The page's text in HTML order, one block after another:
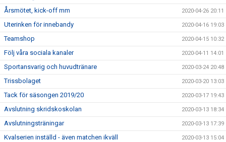
Årsmötet, kick-off mm 2020-04-26 20:11
Uterinken för innebandy 2020-04-16 19:03
Teamshop 2020-04-15 10:32
Följ våra sociala kanaler 2020-04-11 14:01
Sportansvarig och huvudtränare 2020-03-24 20:48
Trissbolaget 2020-03-20 13:03
Tack för säsongen 2019/20 2020-03-17 19:43
Avslutning skridskoskolan 2020-03-13 18:34
Avslutningsträningar 2020-03-13 17:39
Kvalserien inställd - även matchen ikväll 2020-03-13 15:04